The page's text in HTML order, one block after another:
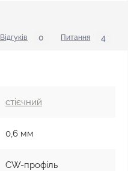
Відгуків 0 Питання 4
стієчний
0,6 мм
CW-профіль